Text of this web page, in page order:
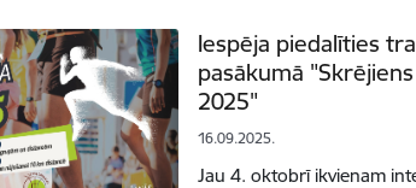
Iespēja piedalīties
pasākumā
2025"
16.09.2025.
Jau 4. oktobrī ikvienam